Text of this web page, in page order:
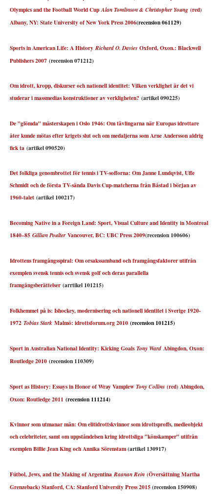
Olympics and the Football World Cup Alan Tomlinson & Christopher Young (red)
Albany, NY: State University of New York Press 2006(recension 061129)
Sports in American Life: A History Richard O. Davies Oxford, Oxon.: Blackwell
Publishers 2007 (recension 071212)
Om idrott, kropp, diskurser och nationell identitet: Vilken verklighet är det vi
studerar i massmedias konstruktioner av verkligheten? (artikel 090225)
De ”glömda” mästerskapen i Oslo 1946: Om tävlingarna när Europas idrottare
åter kunde mötas efter krigets slut och om medaljerna som Arne Andersson aldrig
fick ta (artikel 090520)
Det folkliga genombrottet för tennis i TV-sofforna: Om Janne Lundqvist, Uffe
Schmidt och de första TV-sända Davis Cup-matcherna från Båstad i början av
1960-talet (artikel 100217)
Becoming Native in a Foreign Land: Sport, Visual Culture and Identity in Montreal
1840–85 Gillian PoulterVancouver, BC: UBC Press 2009(recension 100606)
Idrottens framgångsspiral: Om orsakssamband och framgångsfaktorer utifrån
exemplen svensk tennis och svensk golf och deras parallella
framgångsberättelser (arrtikel 101215)
Folkhemmet på is: Ishockey, modernisering och nationell identitet i Sverige 1920-
1972 Tobias Stark Malmö: idrottsforum.org 2010 (recension 101215)
Sport in Australian National Identity: Kicking Goals Tony Ward Abingdon, Oxon:
Routledge 2010 (recension 110309)
Sport as History: Essays in Honor of Wray Vamplew Tony Collins (red) Abingdon,
Oxon: Routledge 2011 (recension 111214)
Kvinnor som utmanar män: Om elitidrottskvinnor som idrottsproffs, medieobjekt
och celebriteter, samt om uppståndelsen kring idrottsliga ”könskamper” utifrån
exemplen Billie Jean King ochAnnika Sörenstam(artikel 130917)
Fútbol, Jews, and the Making of Argentina Raanan Rein (Översättning Martha
Grenzeback) Stanford, CA: Stanford University Press 2015(recension 150908)